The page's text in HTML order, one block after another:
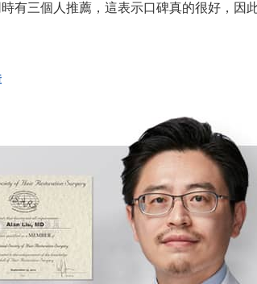
有三個人推薦，這表示口碑真的很好，因